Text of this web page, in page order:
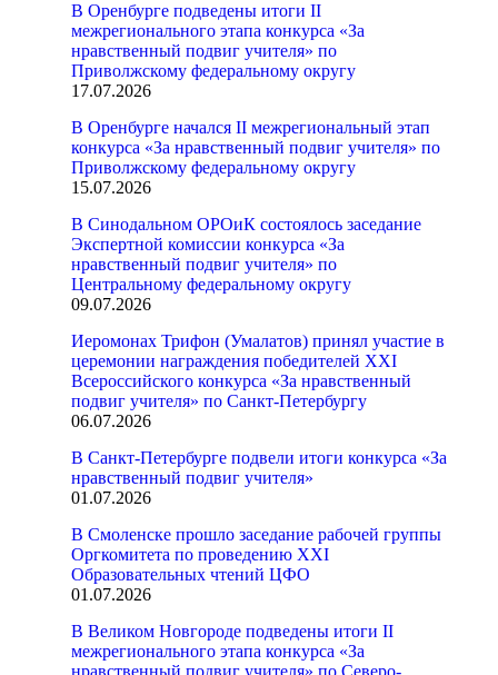
В Оренбурге подведены итоги II
межрегионального этапа конкурса «За
нравственный подвиг учителя» по
Приволжскому федеральному округу
17.07.2026
В Оренбурге начался II межрегиональный этап
конкурса «За нравственный подвиг учителя» по
Приволжскому федеральному округу
15.07.2026
В Синодальном ОРОиК состоялось заседание
Экспертной комиссии конкурса «За
нравственный подвиг учителя» по
Центральному федеральному округу
09.07.2026
Иеромонах Трифон (Умалатов) принял участие в
церемонии награждения победителей XXI
Всероссийского конкурса «За нравственный
подвиг учителя» по Санкт-Петербургу
06.07.2026
В Санкт-Петербурге подвели итоги конкурса «За
нравственный подвиг учителя»
01.07.2026
В Смоленске прошло заседание рабочей группы
Оргкомитета по проведению XXI
Образовательных чтений ЦФО
01.07.2026
В Великом Новгороде подведены итоги II
межрегионального этапа конкурса «За
нравственный подвиг учителя» по Северо-